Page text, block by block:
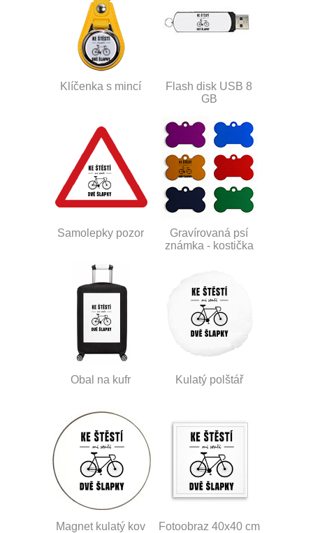
Klíčenka s mincí
Flash disk USB 8
GB
Samolepky pozor
Gravírovaná psí
známka - kostička
Obal na kufr Kulatý polštář
Magnet kulatý kov Fotoobraz 40x40 cm